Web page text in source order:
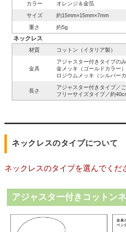
カラー
オレンジ＆金箔
サイズ
約15mm×15mm×7mm
重さ
約5g
ネックレス
材質 コットン（イタリア製）
金具
アジャスター付きタイプのみ
金メッキ（ゴールドカラー）
ロジウムメッキ（シルバーカ
長さ
アジャスター付きタイプ／
フリーサイズタイプ／約
ネックレスのタイプについて
ネックレスのタイプを選んでくだ
アジャスター付きコットン